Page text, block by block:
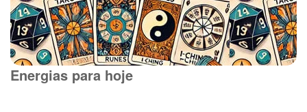
Energias para hoje